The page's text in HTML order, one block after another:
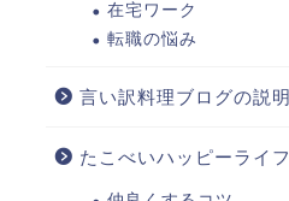
在宅ワーク
転職の悩み
言い訳料理ブログの説明
たこべいハッピーライフ